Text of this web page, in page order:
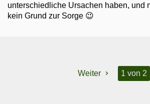
unterschiedliche Ursachen haben, und
kein Grund zur Sorge 😉
Weiter 1 von 2